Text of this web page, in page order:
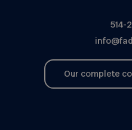
514-
Our complete